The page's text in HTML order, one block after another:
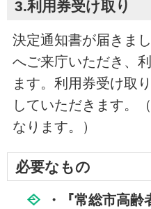
3.利用券受け取り
決定通知書が届きま
へご来庁いただき、
ます。利用券受け取
していただきます。
なります。）
必要なもの
・『常総市高